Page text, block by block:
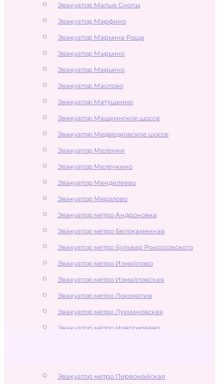
Эвакуатор Малые Снопы
Эвакуатор Марфино
Эвакуатор Марьина Роща
Эвакуатор Марьино
Эвакуатор Марьино
Эвакуатор Маслово
Эвакуатор Матушкино
Эвакуатор Машкинское шоссе
Эвакуатор Медведковское шоссе
Эвакуатор Меленки
Эвакуатор Мелечкино
Эвакуатор Менделеево
Эвакуатор Мерзлово
Эвакуатор метро Андроновка
Эвакуатор метро Белокаменная
Эвакуатор метро Бульвар Рокоссовского
Эвакуатор метро Измайлово
Эвакуатор метро Измайловская
Эвакуатор метро Локомотив
Эвакуатор метро Лухмановская
Эвакуатор метро Новогиреево
Эвакуатор метро Первомайская